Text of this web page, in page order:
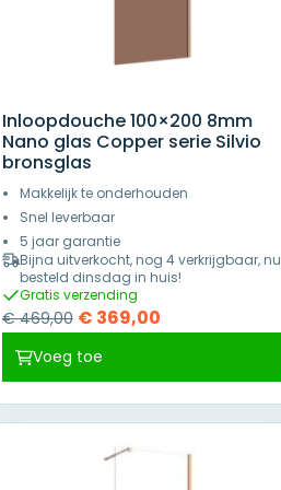
Inloopdouche 100×200 8mm
Nano glas Copper serie Silvio
bronsglas
Makkelijk te onderhouden
Snel leverbaar
5 jaar garantie
Bijna uitverkocht, nog 4 verkrijgbaar, nu
besteld dinsdag in huis!
Gratis verzending
€469,00 Oorspronkelijke
€ 469,00.
€ 369,00Huidige
€ 369,00.
Voeg toe